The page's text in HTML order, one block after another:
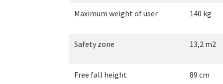
Maximum weight of user 140 kg
Safety zone 13,2 m2
Free fall height 89 cm